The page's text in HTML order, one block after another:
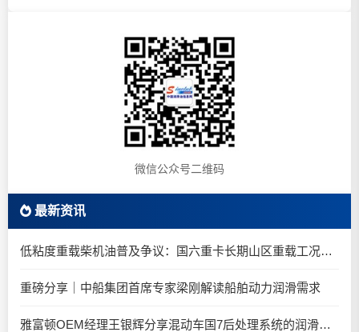
微信公众号二维码
最新资讯
低粘度重载柴机油普及争议：国六重卡长期山区重载工况是否适合0W-20柴油机油？
重磅分享｜中船集团首席专家梁刚解读船舶动力润滑需求
雅富顿OEM经理王银辉分享混动车国7后处理系统的润滑油要求